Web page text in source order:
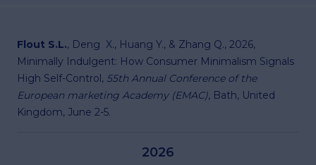
Flout S.L., Deng X., Huang Y., & Zhang Q., 2026,
Minimally Indulgent: How Consumer Minimalism Signals
High Self-Control, 55th Annual Conference of the
European marketing Academy (EMAC), Bath, United
Kingdom, June 2-5.
2026